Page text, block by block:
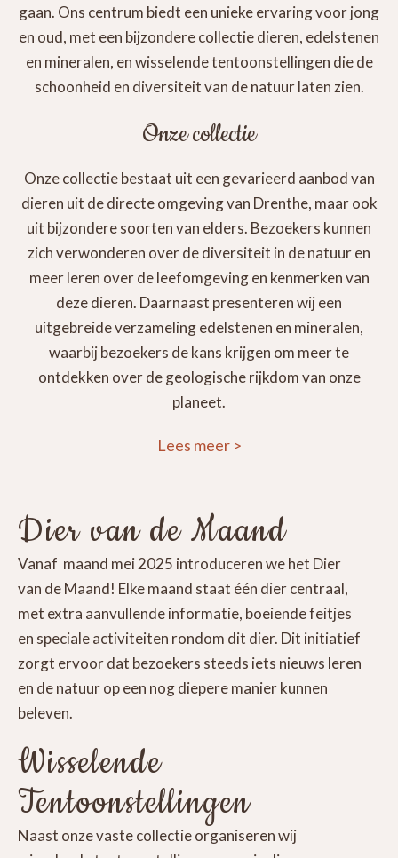
gaan. Ons centrum biedt een unieke ervaring voor jong
en oud, met een bijzondere collectie dieren, edelstenen
en mineralen, en wisselende tentoonstellingen die de
schoonheid en diversiteit van de natuur laten zien.
Onze collectie
Onze collectie bestaat uit een gevarieerd aanbod van
dieren uit de directe omgeving van Drenthe, maar ook
uit bijzondere soorten van elders. Bezoekers kunnen
zich verwonderen over de diversiteit in de natuur en
meer leren over de leefomgeving en kenmerken van
deze dieren. Daarnaast presenteren wij een
uitgebreide verzameling edelstenen en mineralen,
waarbij bezoekers de kans krijgen om meer te
ontdekken over de geologische rijkdom van onze
planeet.
Lees meer >
Dier van de Maand
Vanaf maand mei 2025 introduceren we het Dier
van de Maand! Elke maand staat één dier centraal,
met extra aanvullende informatie, boeiende feitjes
en speciale activiteiten rondom dit dier. Dit initiatief
zorgt ervoor dat bezoekers steeds iets nieuws leren
en de natuur op een nog diepere manier kunnen
beleven.
Wisselende
Tentoonstellingen
Naast onze vaste collectie organiseren wij